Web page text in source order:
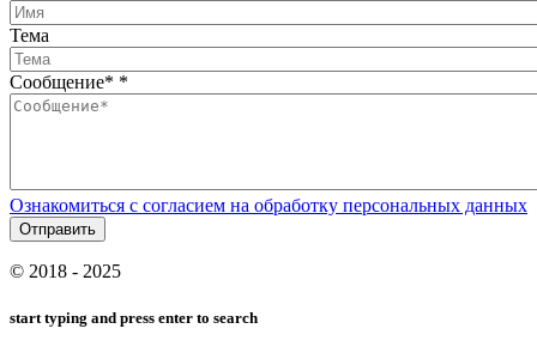
Тема
Сообщение* *
Ознакомиться с согласием на обработку персональных данных
© 2018 - 2025
start typing and press enter to search